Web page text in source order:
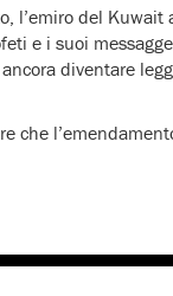
l’emiro del
e i suoi
diventare
che